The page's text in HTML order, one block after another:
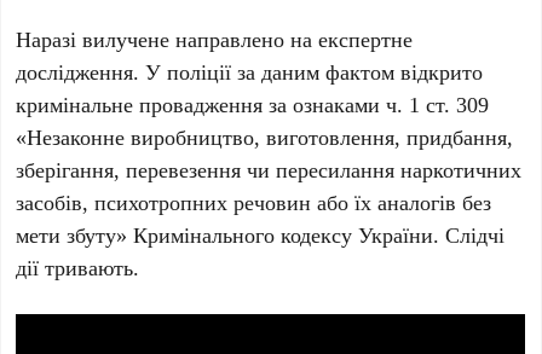
Наразі вилучене направлено на експертне
дослідження. У поліції за даним фактом відкрито
кримінальне провадження за ознаками ч. 1 ст. 309
«Незаконне виробництво, виготовлення, придбання,
зберігання, перевезення чи пересилання наркотичних
засобів, психотропних речовин або їх аналогів без
мети збуту» Кримінального кодексу України. Слідчі
дії тривають.